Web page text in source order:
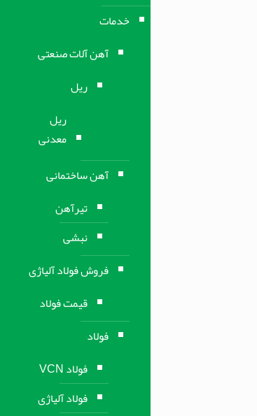
خدمات
آهن آلات صنعتی
ریل
ریل
معدنی
آهن ساختمانی
تیرآهن
نبشی
فروش فولاد آلیاژی
قیمت فولاد
فولاد
فولاد VCN
فولاد آلیاژی